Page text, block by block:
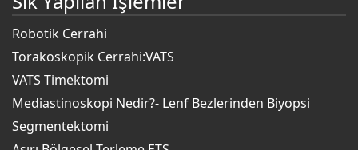
Robotik Cerrahi
Torakoskopik Cerrahi:VATS
VATS Timektomi
Mediastinoskopi Nedir?- Lenf Bezlerinden Biyopsi
Segmentektomi